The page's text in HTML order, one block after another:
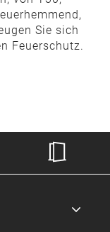
Sie sich
Feuerschutz.